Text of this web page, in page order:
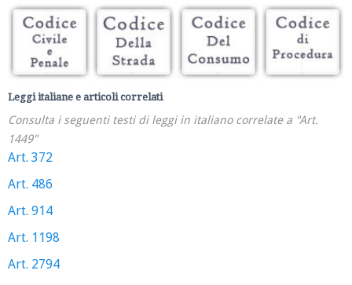
Leggi italiane e articoli correlati
Consulta i seguenti testi di leggi in italiano correlate a "Art.
1449"
Art. 372
Art. 486
Art. 914
Art. 1198
Art. 2794